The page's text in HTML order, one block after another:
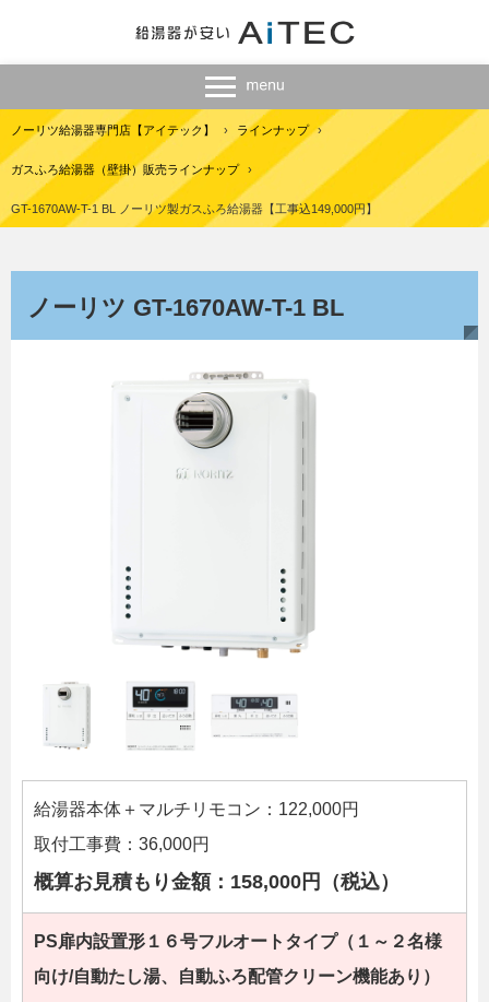
ノーリツ給湯器専門店【アイテック】 › ラインナップ ›
ガスふろ給湯器（壁掛）販売ラインナップ ›
GT-1670AW-T-1 BL ノーリツ製ガスふろ給湯器【工事込149,000円】
ノーリツ GT-1670AW-T-1 BL
給湯器本体＋マルチリモコン：122,000円
取付工事費：36,000円
概算お見積もり金額：158,000円（税込）
PS扉内設置形１６号フルオートタイプ（１～２名様
向け/自動たし湯、自動ふろ配管クリーン機能あり）